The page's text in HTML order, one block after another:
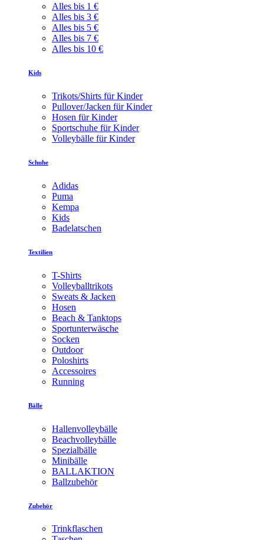
Alles bis 1 €
Alles bis 3 €
Alles bis 5 €
Alles bis 7 €
Alles bis 10 €
Kids
Trikots/Shirts für Kinder
Pullover/Jacken für Kinder
Hosen für Kinder
Sportschuhe für Kinder
Volleybälle für Kinder
Schuhe
Adidas
Puma
Kempa
Kids
Badelatschen
Textilien
T-Shirts
Volleyballtrikots
Sweats & Jacken
Hosen
Beach & Tanktops
Sportunterwäsche
Socken
Outdoor
Poloshirts
Accessoires
Running
Bälle
Hallenvolleybälle
Beachvolleybälle
Spezialbälle
Minibälle
BALLAKTION
Ballzubehör
Zubehör
Trinkflaschen